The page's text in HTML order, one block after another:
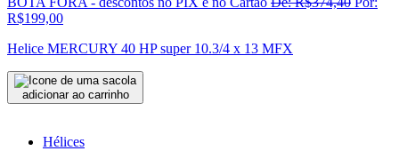
R$199,00
Helice MERCURY 40 HP super 10.3/4 x 13 MFX
adicionar ao carrinho
Hélices